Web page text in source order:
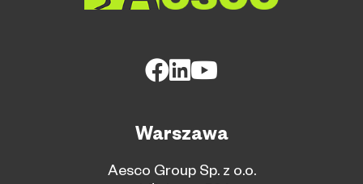
Warszawa
Aesco Group Sp. z o.o.